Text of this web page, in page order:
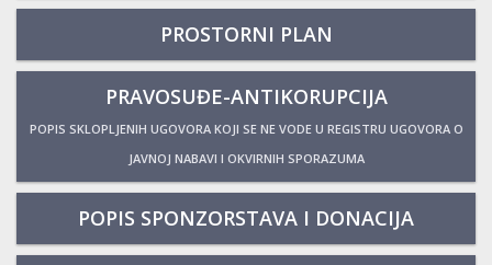
PROSTORNI PLAN
PRAVOSUĐE-ANTIKORUPCIJA
POPIS SKLOPLJENIH UGOVORA KOJI SE NE VODE U REGISTRU UGOVORA O
JAVNOJ NABAVI I OKVIRNIH SPORAZUMA
POPIS SPONZORSTAVA I DONACIJA